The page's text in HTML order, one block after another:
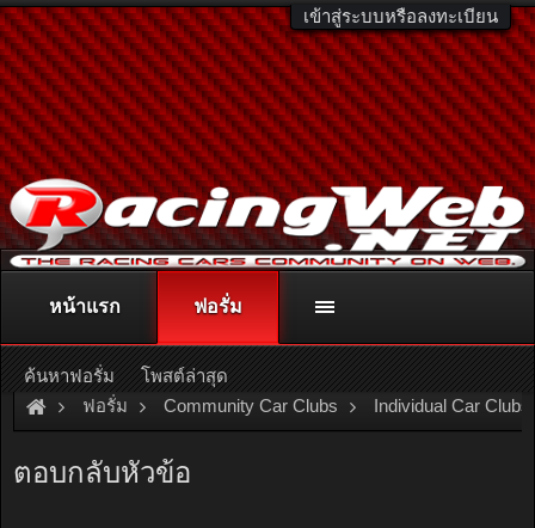
เข้าสู่ระบบหรือลงทะเบียน
ติดต่อลงโฆษณา racingweb@gmail.comหรือโทร. 081-811-1138
หรืออ่านรายละเอียดเพิ่มเติม คลิกที่นี่
ฟอรั่ม Community Car Clubs Individual Car Clubs
ตอบกลับหัวข้อ
หน้าแรก ฟอรั่ม
ค้นหาฟอรั่ม โพสต์ล่าสุด